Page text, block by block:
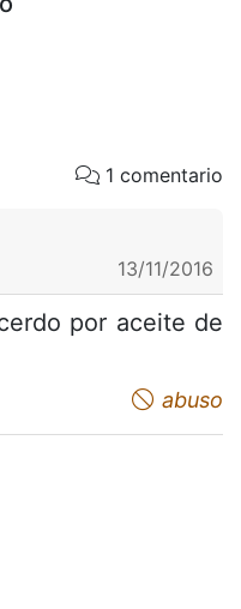
1 comentario
13/11/2016
por aceite de
abuso